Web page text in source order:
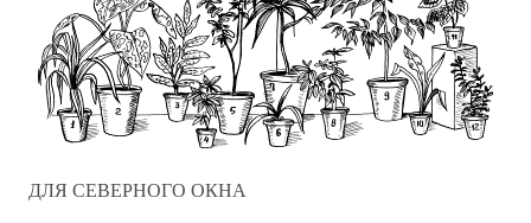
ДЛЯ СЕВЕРНОГО ОКНА